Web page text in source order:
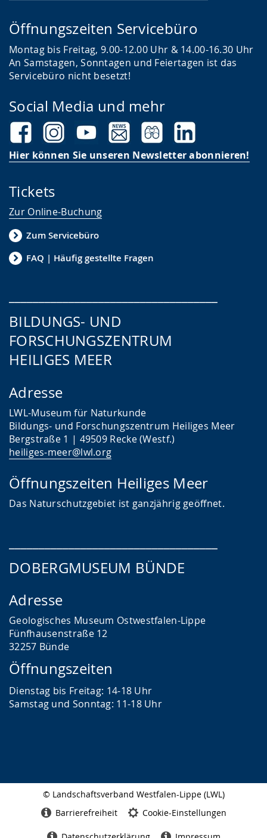
Öffnungszeiten Servicebüro
Montag bis Freitag, 9.00-12.00 Uhr & 14.00-16.30 Uhr
An Samstagen, Sonntagen und Feiertagen ist das
Servicebüro nicht besetzt!
Social Media und mehr
Hier können Sie unseren Newsletter abonnieren!
Tickets
Zur Online-Buchung
Zum Servicebüro
FAQ | Häufig gestellte Fragen
BILDUNGS- UND
FORSCHUNGSZENTRUM
HEILIGES MEER
Adresse
LWL-Museum für Naturkunde
Bildungs- und Forschungszentrum Heiliges Meer
Bergstraße 1 | 49509 Recke (Westf.)
heiliges-meer@lwl.org
Öffnungszeiten Heiliges Meer
Das Naturschutzgebiet ist ganzjährig geöffnet.
DOBERGMUSEUM BÜNDE
Adresse
Geologisches Museum Ostwestfalen-Lippe
Fünfhausenstraße 12
32257 Bünde
Öffnungszeiten
Dienstag bis Freitag: 14-18 Uhr
Samstag und Sonntag: 11-18 Uhr
© Landschaftsverband Westfalen-Lippe (LWL)
Barrierefreiheit Cookie-Einstellungen